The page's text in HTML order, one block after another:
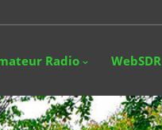
Radio WebSDR